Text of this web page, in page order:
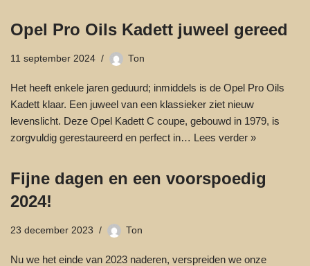
Opel Pro Oils Kadett juweel gereed
11 september 2024 Ton
Het heeft enkele jaren geduurd; inmiddels is de Opel Pro Oils
Kadett klaar. Een juweel van een klassieker ziet nieuw
levenslicht. Deze Opel Kadett C coupe, gebouwd in 1979, is
zorgvuldig gerestaureerd en perfect in… Lees verder »
Fijne dagen en een voorspoedig
2024!
23 december 2023 Ton
Nu we het einde van 2023 naderen, verspreiden we onze